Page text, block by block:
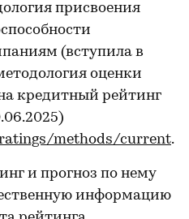
присвоения
(вступила в
оценки
кредитный рейтинг
methods/current.
и прогноз по нему
информацию